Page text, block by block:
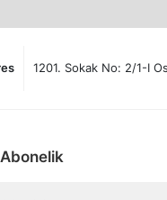
1201. Sokak No: 2/1-I